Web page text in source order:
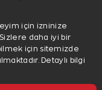
© 2026, Zen Diamond
Birleşmiş Markalar
Destek Programı
için izninize
Sizlere daha iyi bir
için sitemizde
Detaylı bilgi